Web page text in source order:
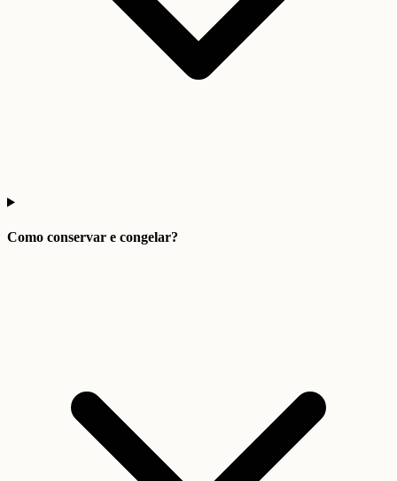
Como conservar e congelar?